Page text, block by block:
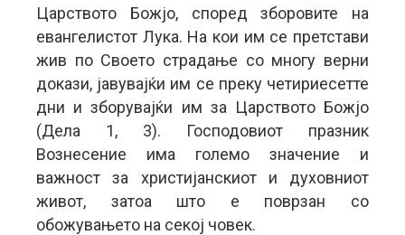
Царството Божјо, според зборовите на
евангелистот Лука. На кои им се претстави
жив по Своето страдање со многу верни
докази, јавувајќи им се преку четириесетте
дни и зборувајќи им за Царството Божјо
(Дела 1, 3). Господовиот празник
Вознесение има големо значение и
важност за христијанскиот и духовниот
живот, затоа што е поврзан со
обожувањето на секој човек.